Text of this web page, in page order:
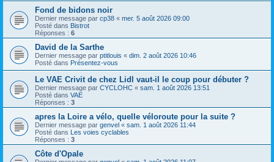
Fond de bidons noir
Dernier message par cp38 « mer. 5 août 2026 09:00
Posté dans Bistrot
Réponses : 6
David de la Sarthe
Dernier message par ptitlouis « dim. 2 août 2026 10:46
Posté dans Présentez-vous
Le VAE Crivit de chez Lidl vaut-il le coup pour débuter ?
Dernier message par CYCLOHC « sam. 1 août 2026 13:51
Posté dans VAE
Réponses : 3
apres la Loire a vélo, quelle véloroute pour la suite ?
Dernier message par genvel « sam. 1 août 2026 11:44
Posté dans Les voies cyclables
Réponses : 3
Côte d'Opale